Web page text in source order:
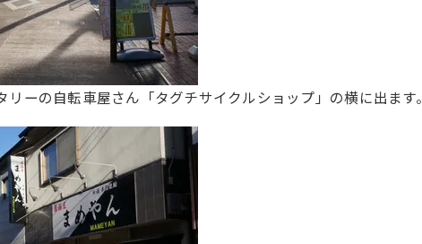
ーの自転車屋さん「タグチサイクルショップ」の横に出ます。